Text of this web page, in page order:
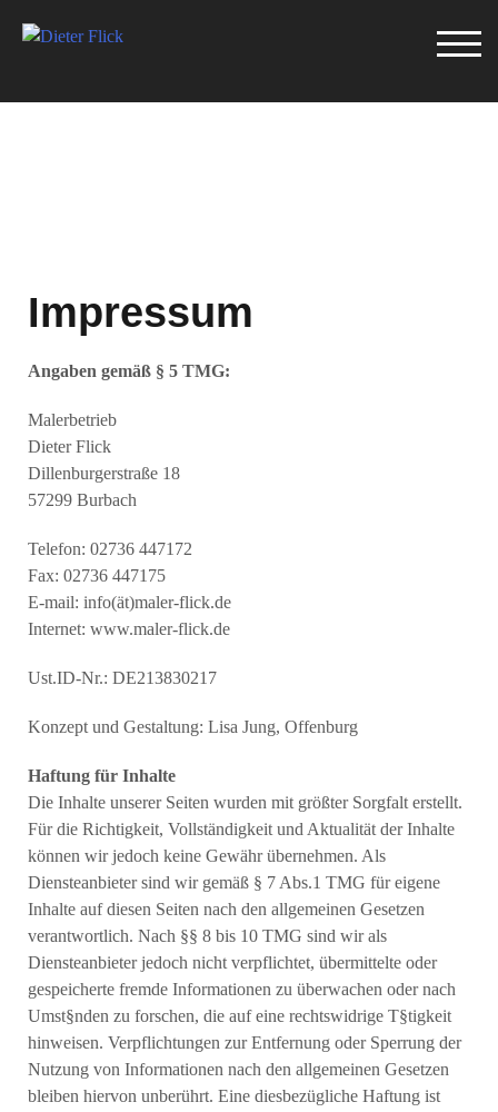
Impressum
Angaben gemäß § 5 TMG:
Malerbetrieb
Dieter Flick
Dillenburgerstraße 18
57299 Burbach
Telefon: 02736 447172
Fax: 02736 447175
E-mail: info(ät)maler-flick.de
Internet: www.maler-flick.de
Ust.ID-Nr.: DE213830217
Konzept und Gestaltung: Lisa Jung, Offenburg
Haftung für Inhalte
Die Inhalte unserer Seiten wurden mit größter Sorgfalt erstellt.
Für die Richtigkeit, Vollständigkeit und Aktualität der Inhalte
können wir jedoch keine Gewähr übernehmen. Als
Diensteanbieter sind wir gemäß § 7 Abs.1 TMG für eigene
Inhalte auf diesen Seiten nach den allgemeinen Gesetzen
verantwortlich. Nach §§ 8 bis 10 TMG sind wir als
Diensteanbieter jedoch nicht verpflichtet, übermittelte oder
gespeicherte fremde Informationen zu überwachen oder nach
Umst§nden zu forschen, die auf eine rechtswidrige T§tigkeit
hinweisen. Verpflichtungen zur Entfernung oder Sperrung der
Nutzung von Informationen nach den allgemeinen Gesetzen
bleiben hiervon unberührt. Eine diesbezügliche Haftung ist